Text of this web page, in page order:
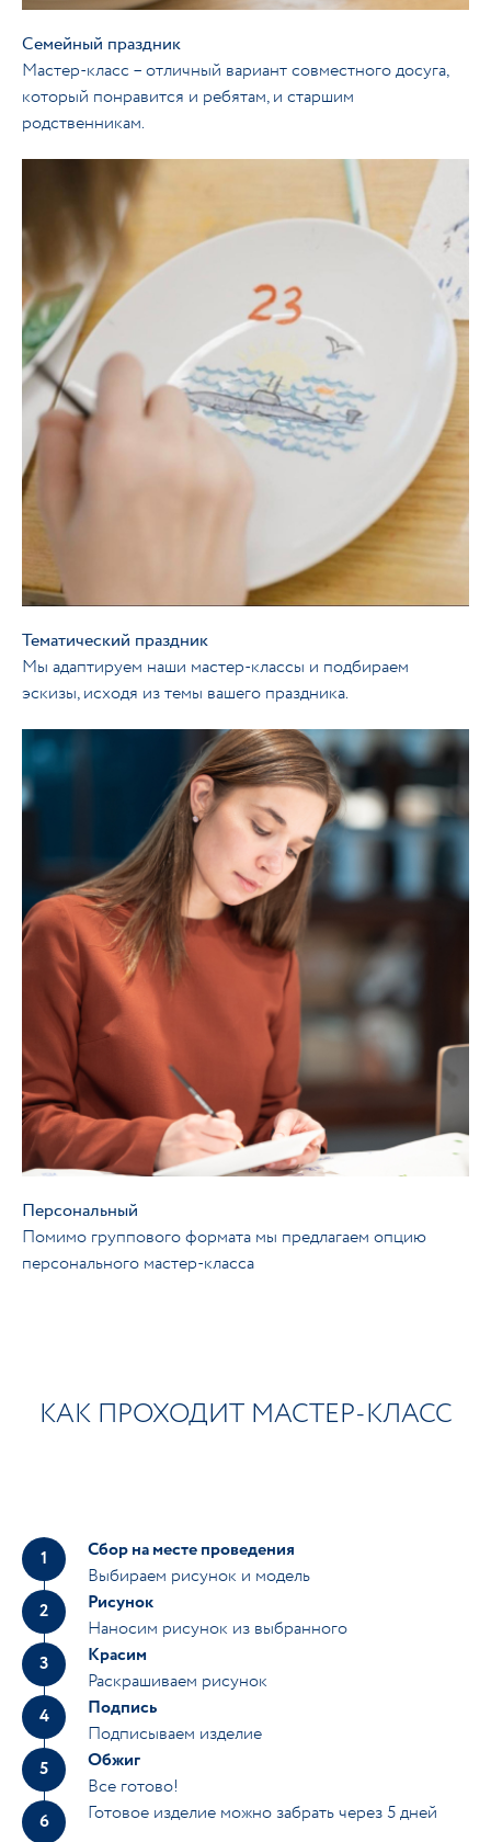
Семейный праздник
Мастер-класс – отличный вариант совместного досуга,
который понравится и ребятам, и старшим
родственникам.
Тематический праздник
Мы адаптируем наши мастер-классы и подбираем
эскизы, исходя из темы вашего праздника.
Персональный
Помимо группового формата мы предлагаем опцию
персонального мастер-класса
КАК ПРОХОДИТ МАСТЕР-КЛАСС
1
Сбор на месте проведения
Выбираем рисунок и модель
2
Рисунок
Наносим рисунок из выбранного
3
Красим
Раскрашиваем рисунок
4
Подпись
Подписываем изделие
5
Обжиг
Все готово!
6
Готовое изделие можно забрать через 5 дней